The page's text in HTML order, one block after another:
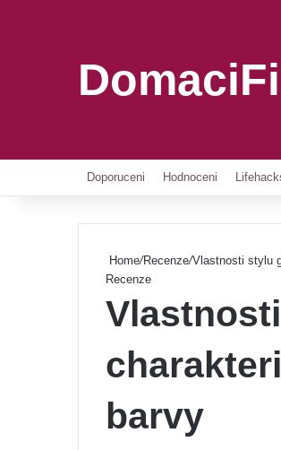
Doporuceni Hodnoceni
Home/Recenze/Vlastnosti stylu
Recenze
barvy